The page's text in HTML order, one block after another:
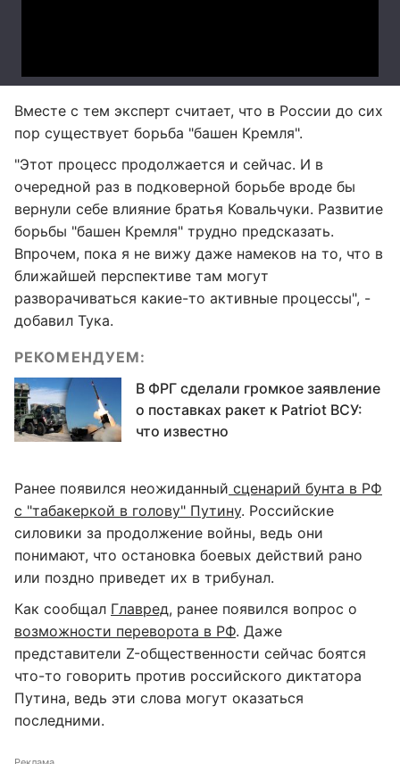
Вместе с тем эксперт считает, что в России до сих
пор существует борьба "башен Кремля".
"Этот процесс продолжается и сейчас. И в
очередной раз в подковерной борьбе вроде бы
вернули себе влияние братья Ковальчуки. Развитие
борьбы "башен Кремля" трудно предсказать.
Впрочем, пока я не вижу даже намеков на то, что в
ближайшей перспективе там могут
разворачиваться какие-то активные процессы", -
добавил Тука.
РЕКОМЕНДУЕМ:
В ФРГ сделали громкое заявление
о поставках ракет к Patriot ВСУ:
что известно
Ранее появился неожиданный сценарий бунта в РФ
с "табакеркой в голову" Путину. Российские
силовики за продолжение войны, ведь они
понимают, что остановка боевых действий рано
или поздно приведет их в трибунал.
Как сообщал Главред, ранее появился вопрос о
возможности переворота в РФ. Даже
представители Z-общественности сейчас боятся
что-то говорить против российского диктатора
Путина, ведь эти слова могут оказаться
последними.